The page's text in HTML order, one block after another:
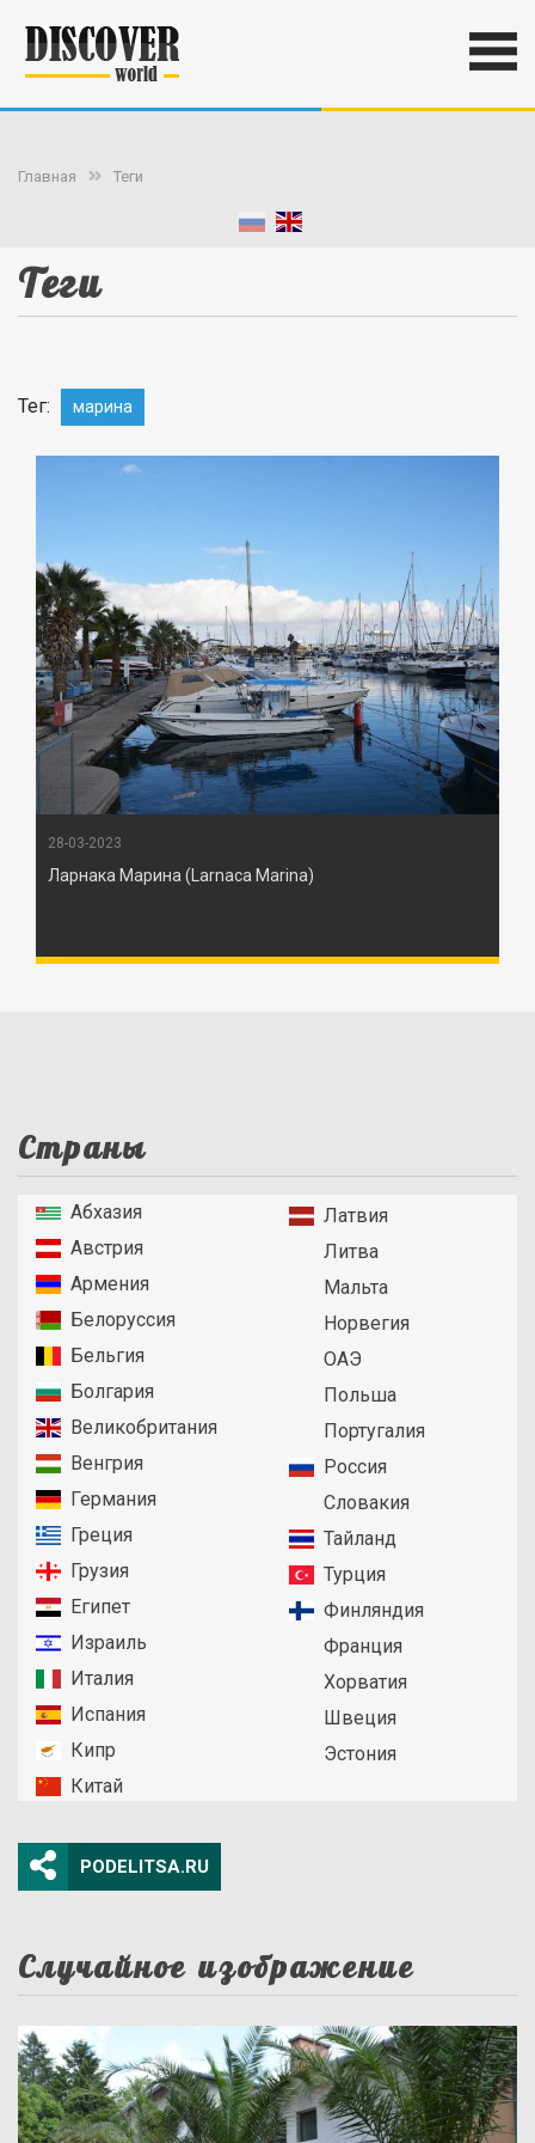
Главная Теги
Теги
Тег: марина
28-03-2023
Ларнака Марина (Larnaca Marina)
Страны
Абхазия
Австрия
Армения
Белоруссия
Бельгия
Болгария
Великобритания
Венгрия
Германия
Греция
Грузия
Египет
Израиль
Италия
Испания
Кипр
Китай
Латвия
Литва
Мальта
Норвегия
ОАЭ
Польша
Португалия
Россия
Словакия
Тайланд
Турция
Финляндия
Франция
Хорватия
Швеция
Эстония
PODELITSA.RU
Случайное изображение